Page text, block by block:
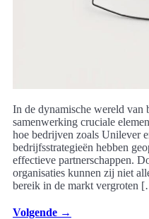
In de dynamische wereld
samenwerking cruciale
hoe bedrijven zoals Unilever
bedrijfsstrategieën hebben
effectieve partnerschappen.
organisaties kunnen zij niet
bereik in de markt vergroten
Volgende →